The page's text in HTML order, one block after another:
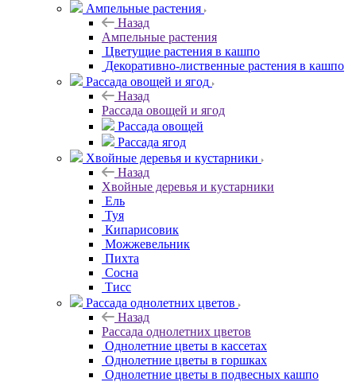
Ампельные растения
Назад
Ампельные растения
Цветущие растения в кашпо
Декоративно-лиственные растения в кашпо
Рассада овощей и ягод
Назад
Рассада овощей и ягод
Рассада овощей
Рассада ягод
Хвойные деревья и кустарники
Назад
Хвойные деревья и кустарники
Ель
Туя
Кипарисовик
Можжевельник
Пихта
Сосна
Тисc
Рассада однолетних цветов
Назад
Рассада однолетних цветов
Однолетние цветы в кассетах
Однолетние цветы в горшках
Однолетние цветы в подвесных кашпо